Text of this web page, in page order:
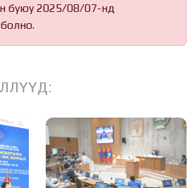
буюу 2025/08/07-нд